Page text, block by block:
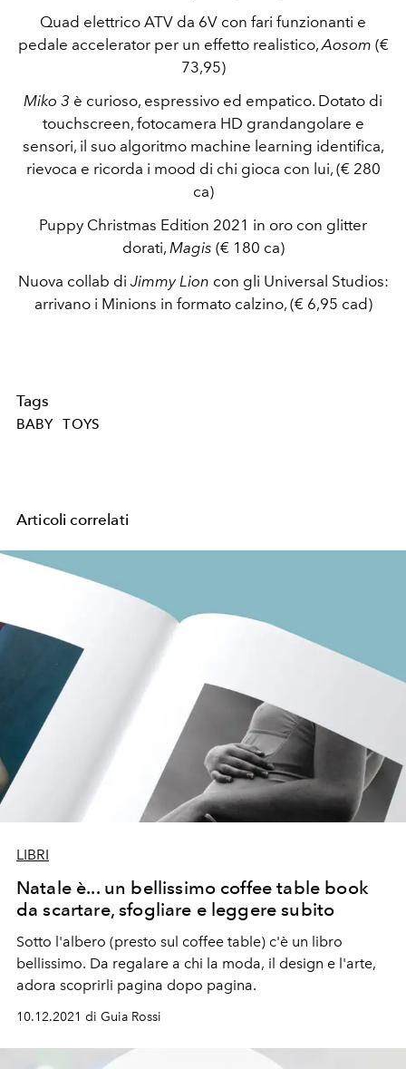
Quad elettrico ATV da 6V con fari funzionanti e
pedale accelerator per un effetto realistico,Aosom (€
73,95)
Miko 3 è curioso, espressivo ed empatico. Dotato di
touchscreen, fotocamera HD grandangolare e
sensori, il suo algoritmo machine learning identifica,
rievoca e ricorda i mood di chi gioca con lui, (€ 280
ca)
Puppy Christmas Edition 2021 in oro con glitter
dorati, Magis (€ 180 ca)
Nuova collab di Jimmy Lion con gli Universal Studios:
arrivano i Minions in formato calzino, (€ 6,95 cad)
Tags
BABY TOYS
Articoli correlati
LIBRI
Natale è... un bellissimo coffee table book
da scartare, sfogliare e leggere subito
Sotto l'albero (presto sul coffee table) c'è un libro
bellissimo. Da regalare a chi la moda, il design e l'arte,
adora scoprirli pagina dopo pagina.
10.12.2021 di Guia Rossi